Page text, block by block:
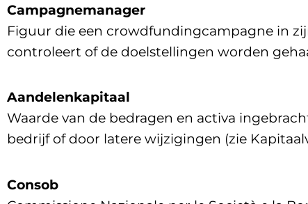
Campagnemanager
Figuur die een crowdfundingcampagne in
controleert of de doelstellingen worden
Aandelenkapitaal
Waarde van de bedragen en activa
bedrijf of door latere wijzigingen (zie
Consob